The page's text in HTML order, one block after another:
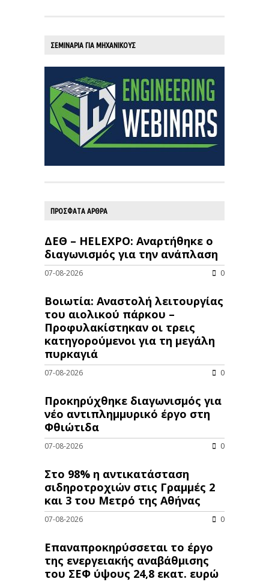
ΣΕΜΙΝΑΡΙΑ ΓΙΑ ΜΗΧΑΝΙΚΟΥΣ
ΠΡΟΣΦΑΤΑ ΑΡΘΡΑ
ΔΕΘ – HELEXPO: Αναρτήθηκε ο
διαγωνισμός για την ανάπλαση
07-08-2026 0
Βοιωτία: Αναστολή λειτουργίας
του αιολικού πάρκου –
Προφυλακίστηκαν οι τρεις
κατηγορούμενοι για τη μεγάλη
πυρκαγιά
07-08-2026 0
Προκηρύχθηκε διαγωνισμός για
νέo αντιπλημμυρικό έργο στη
Φθιώτιδα
07-08-2026 0
Στο 98% η αντικατάσταση
σιδηροτροχιών στις Γραμμές 2
και 3 του Μετρό της Αθήνας
07-08-2026 0
Επαναπροκηρύσσεται το έργο
της ενεργειακής αναβάθμισης
του ΣΕΦ ύψους 24,8 εκατ. ευρώ